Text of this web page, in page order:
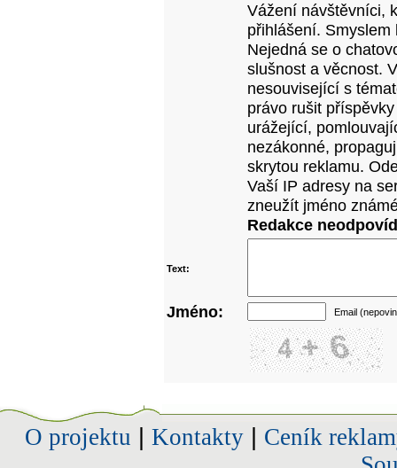
Vážení návštěvníci,
přihlášení.
Nejedná se o
slušnost a věcnost.
nesouvisející s
právo rušit
urážející,
nezákonné,
skrytou reklamu.
Vaší IP adresy na
zneužít jméno
Redakce
Text:
Jméno: Email
O projektu Kontakty| Ceník